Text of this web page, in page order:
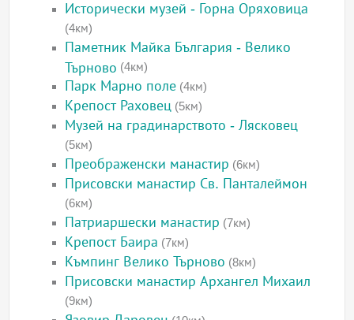
Исторически музей - Горна Оряховица
(4км)
Паметник Майка България - Велико
Търново (4км)
Парк Марно поле (4км)
Крепост Раховец (5км)
Музей на градинарството - Лясковец
(5км)
Преображенски манастир (6км)
Присовски манастир Св. Панталеймон
(6км)
Патриаршески манастир (7км)
Крепост Баира (7км)
Къмпинг Велико Търново (8км)
Присовски манастир Архангел Михаил
(9км)